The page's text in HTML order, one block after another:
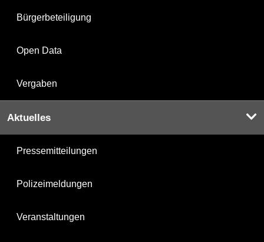
Bürgerbeteiligung
Open Data
Vergaben
Aktuelles
Pressemitteilungen
Polizeimeldungen
Veranstaltungen